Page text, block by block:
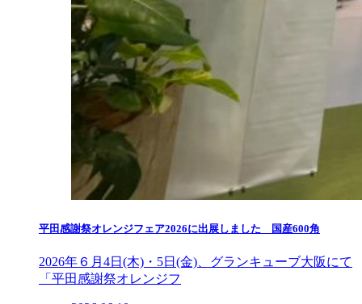
平田感謝祭オレンジフェア2026に出展しました 国産600角
2026年６月4日(木)・5日(金)、グランキューブ大阪にて
「平田感謝祭オレンジフ